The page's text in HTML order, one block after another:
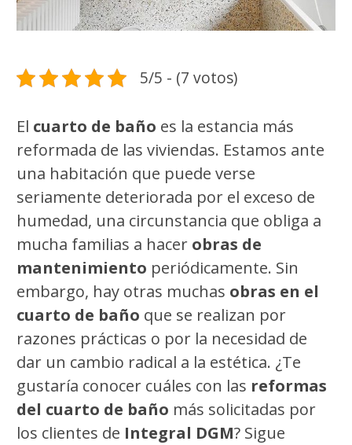
5/5 - (7 votos)
El cuarto de baño es la estancia más
reformada de las viviendas. Estamos ante
una habitación que puede verse
seriamente deteriorada por el exceso de
humedad, una circunstancia que obliga a
mucha familias a hacer obras de
mantenimiento periódicamente. Sin
embargo, hay otras muchas obras en el
cuarto de baño que se realizan por
razones prácticas o por la necesidad de
dar un cambio radical a la estética. ¿Te
gustaría conocer cuáles con las reformas
del cuarto de baño más solicitadas por
los clientes de Integral DGM? Sigue